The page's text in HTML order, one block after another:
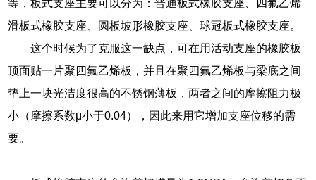
等，板式支座主要可以分为：普通板式橡胶支座、四氟乙烯
滑板式橡胶支座、圆板坡形橡胶支座、球冠板式橡胶支座。
这个时候为了克服这一缺点，可在用活动支座的橡胶板
顶面贴一片聚四氟乙烯板，并且在聚四氟乙烯板与梁底之间
垫上一块光洁度很高的不锈钢薄板，两者之间的摩擦阻力极
小（摩擦系数μ小于0.04），因此来用它增加支座位移的需
要。